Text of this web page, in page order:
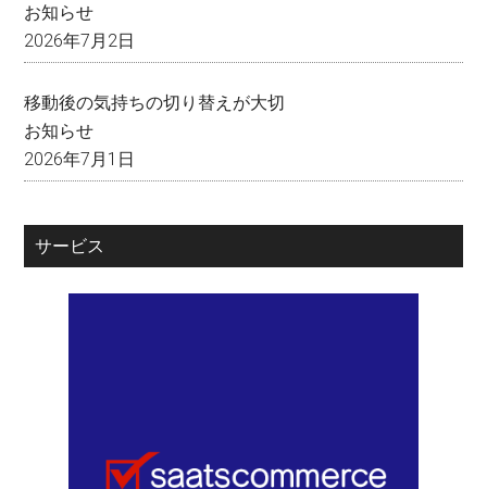
お知らせ
2026年7月2日
移動後の気持ちの切り替えが大切
お知らせ
2026年7月1日
サービス